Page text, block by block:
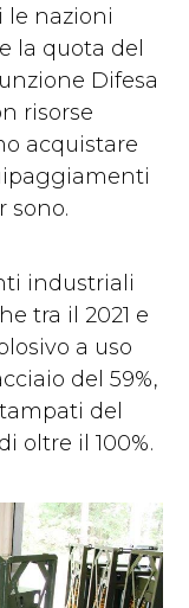
le nazioni
la quota del
Difesa
risorse
acquistare
sono.
industriali
tra il 2021 e
a uso
del 59%,
del
oltre il 100%.